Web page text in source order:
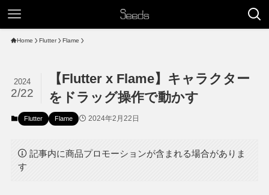
Home Flutter Flame
【Flutter x Flame】キャラクター
をドラッグ操作で動かす
2024
2/22
Flutter Flame 2024年2月22日
記事内に商品プロモーションが含まれる場合がありま
す